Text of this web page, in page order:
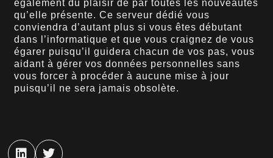
également du plaisir de par toutes les nouveautés
qu’elle présente. Ce serveur dédié vous
conviendra d’autant plus si vous êtes débutant
dans l’informatique et que vous craignez de vous
égarer puisqu’il guidera chacun de vos pas, vous
aidant à gérer vos données personnelles sans
vous forcer à procéder à aucune mise à jour
puisqu’il ne sera jamais obsolète.